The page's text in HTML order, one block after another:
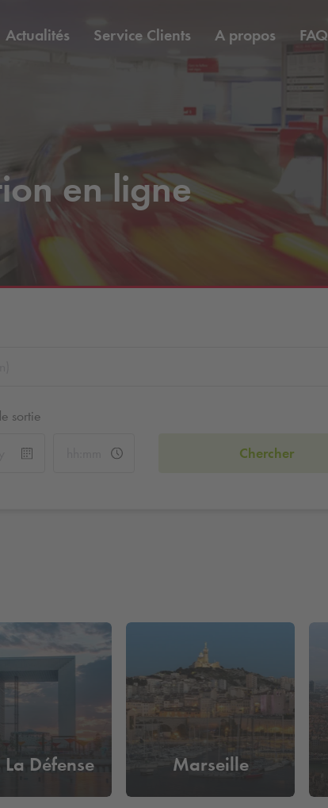
Actualités Service Clients A propos FAQ
en ligne
sortie
Chercher
La Défense Marseille